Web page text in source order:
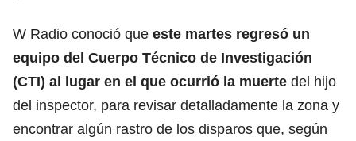
W Radio conoció que este martes regresó un
equipo del Cuerpo Técnico de Investigación
(CTI) al lugar en el que ocurrió la muerte del hijo
del inspector, para revisar detalladamente la zona y
encontrar algún rastro de los disparos que, según